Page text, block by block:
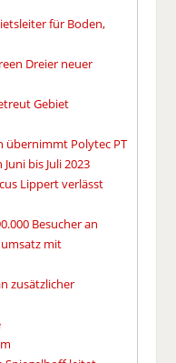
für Boden,
Dreier neuer
Gebiet
Polytec PT
bis Juli 2023
Lippert verlässt
Besucher an
mit
zusätzlicher